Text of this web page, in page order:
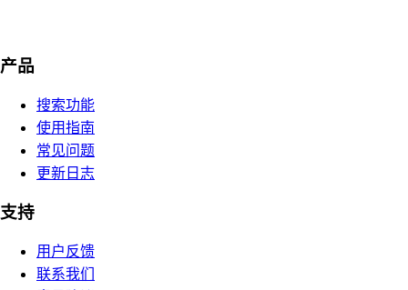
产品
搜索功能
使用指南
常见问题
更新日志
支持
用户反馈
联系我们